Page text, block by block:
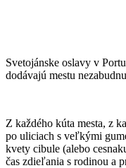
Svetojánske oslavy v
dodávajú mestu
Z každého kúta mesta, z
po uliciach s veľkými
kvety cibule (alebo
čas zdieľania s rodinou a